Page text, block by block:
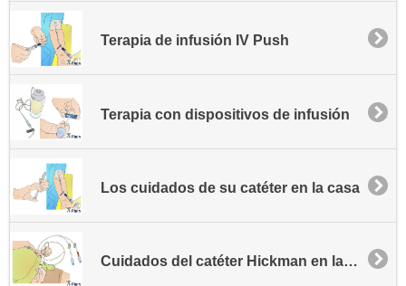
Terapia de infusión IV Push
Terapia con dispositivos de infusión
Los cuidados de su catéter en la casa
Cuidados del catéter Hickman en la casa